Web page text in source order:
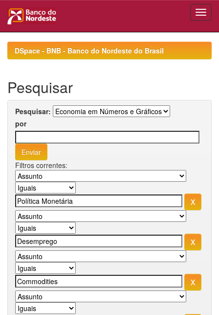
navigationDSpace - BNB - Banco do Nordeste do Brasil
Pesquisar
Pesquisar:
por
Filtros correntes: